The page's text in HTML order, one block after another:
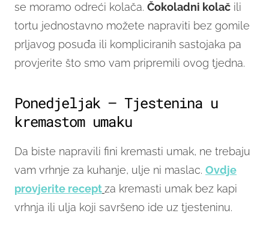
se moramo odreći kolača. Čokoladni kolač ili
tortu jednostavno možete napraviti bez gomile
prljavog posuđa ili kompliciranih sastojaka pa
provjerite što smo vam pripremili ovog tjedna.
Ponedjeljak – Tjestenina u
kremastom umaku
Da biste napravili fini kremasti umak, ne trebaju
vam vrhnje za kuhanje, ulje ni maslac. Ovdje
provjerite receptza kremasti umak bez kapi
vrhnja ili ulja koji savršeno ide uz tjesteninu.